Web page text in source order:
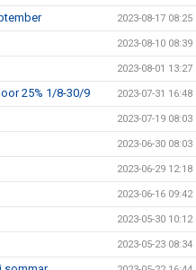
2023-08-17 08:25
2023-08-10 08:39
2023-08-01 13:27
25% 1/8-30/9 2023-07-31 16:48
2023-07-19 08:03
2023-06-30 08:03
2023-06-29 12:18
2023-06-16 09:42
2023-05-30 10:12
2023-05-23 08:34